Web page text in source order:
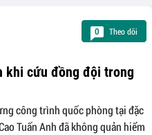
0 Theo dõi
khi cứu đồng đội trong
công trình quốc phòng tại đặc
Tuấn Anh đã không quản hiểm